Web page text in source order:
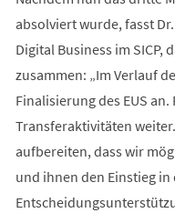
absolviert wurde, fasst
Digital Business im SICP,
zusammen: „Im Verlauf
Finalisierung des EUS
Transferaktivitäten
aufbereiten, dass wir
und ihnen den Einstieg in